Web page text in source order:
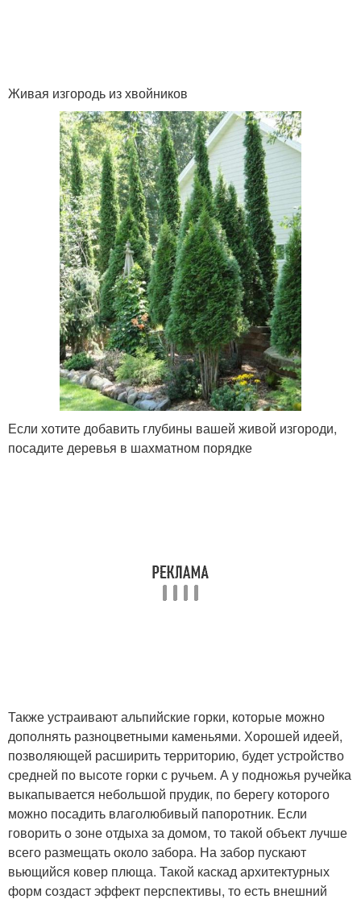
Живая изгородь из хвойников
Если хотите добавить глубины вашей живой изгороди,
посадите деревья в шахматном порядке
Также устраивают альпийские горки, которые можно
дополнять разноцветными каменьями. Хорошей идеей,
позволяющей расширить территорию, будет устройство
средней по высоте горки с ручьем. А у подножья ручейка
выкапывается небольшой прудик, по берегу которого
можно посадить влаголюбивый папоротник. Если
говорить о зоне отдыха за домом, то такой объект лучше
всего размещать около забора. На забор пускают
вьющийся ковер плюща. Такой каскад архитектурных
форм создаст эффект перспективы, то есть внешний